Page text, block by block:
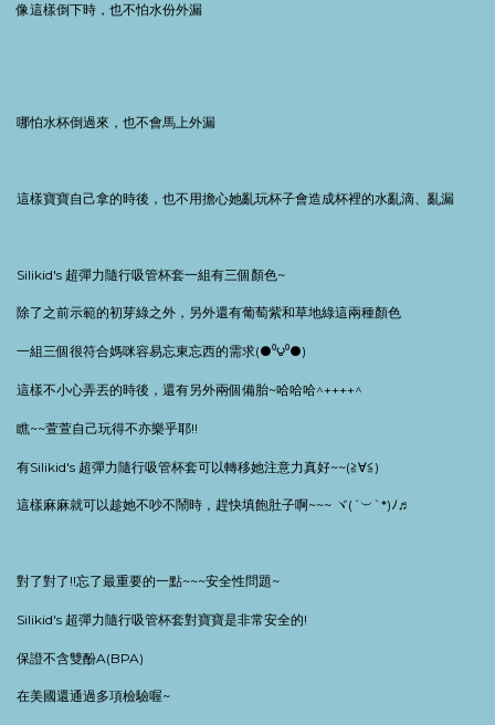
像這樣倒下時，也不怕水份外漏
哪怕水杯倒過來，也不會馬上外漏
這樣寶寶自己拿的時後，也不用擔心她亂玩杯子會造成杯裡的水亂滴、亂漏
Silikid's 超彈力隨行吸管杯套一組有三個顏色~
除了之前示範的初芽綠之外，另外還有葡萄紫和草地綠這兩種顏色
一組三個很符合媽咪容易忘東忘西的需求(●⁰౪⁰●)
這樣不小心弄丟的時後，還有另外兩個備胎~哈哈哈^++++^
瞧~~萱萱自己玩得不亦樂乎耶!!
有Silikid's 超彈力隨行吸管杯套可以轉移她注意力真好~~(≧∀≦)
這樣麻麻就可以趁她不吵不鬧時，趕快填飽肚子啊~~~ ヾ(´︶ `*)ﾉ♬
對了對了 !!忘了最重要的一點~~~安全性問題~
Silikid's 超彈力隨行吸管杯套對寶寶是非常安全的!
保證不含雙酚A(BPA)
在美國還通過多項檢驗喔~